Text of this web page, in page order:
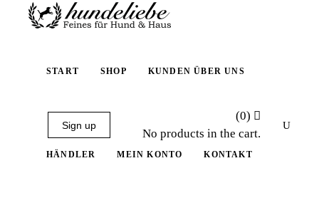
START SHOP KUNDEN ÜBER UNS
HÄNDLER MEIN KONTO KONTAKT
Sign up
(0)
No products in the cart.